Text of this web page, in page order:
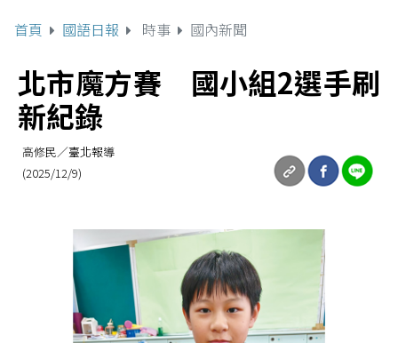
首頁 國語日報 時事 國內新聞
北市魔方賽 國小組2選手刷
新紀錄
高修民／臺北報導
(2025/12/9)